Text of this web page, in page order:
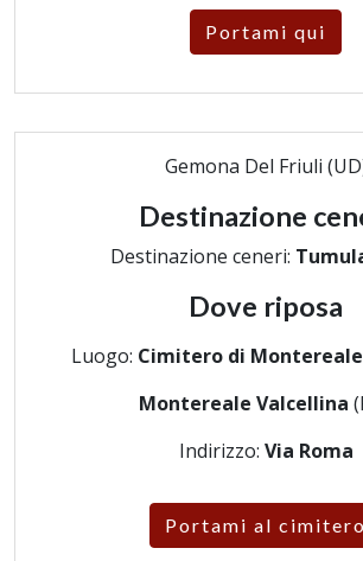
Portami qui
Gemona Del Friuli
Destinazione
Destinazione ceneri:
Dove riposa
Luogo: Cimitero di
Montereale Valcellina
Indirizzo: Via Roma
Portami al cimitero